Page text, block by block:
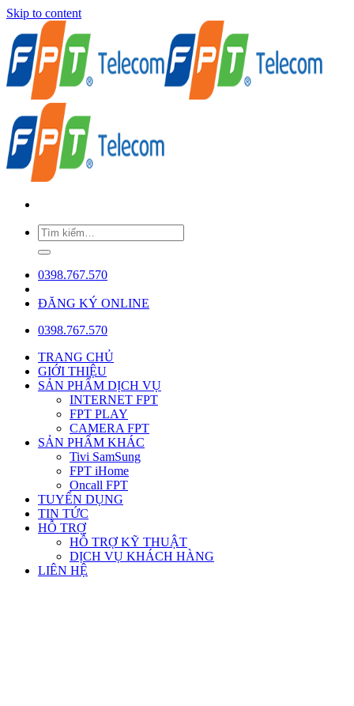
Skip to content
0398.767.570
ĐĂNG KÝ ONLINE
0398.767.570
TRANG CHỦ
GIỚI THIỆU
SẢN PHẨM DỊCH VỤ
INTERNET FPT
FPT PLAY
CAMERA FPT
SẢN PHẨM KHÁC
Tivi SamSung
FPT iHome
Oncall FPT
TUYỂN DỤNG
TIN TỨC
HỖ TRỢ
HỖ TRỢ KỸ THUẬT
DỊCH VỤ KHÁCH HÀNG
LIÊN HỆ